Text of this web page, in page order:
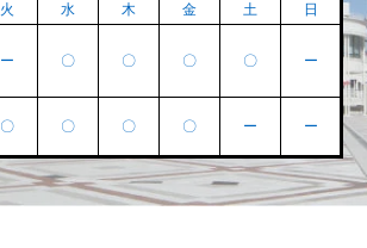
火 水 木 金 土
日
ー 〇 〇 〇 〇 ー
〇 〇 〇 〇 ー ー